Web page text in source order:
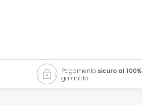
Pagamento sicuro al 100%
garantito